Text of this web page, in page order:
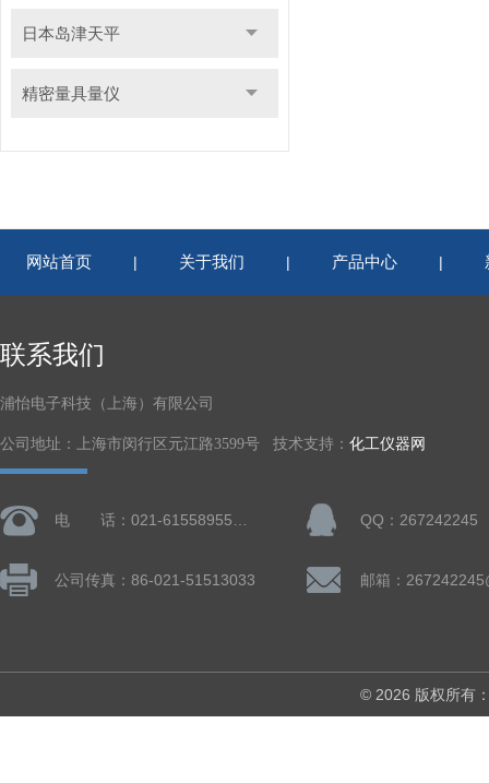
日本岛津天平
精密量具量仪
网站首页 | 关于我们 | 产品中心 |
联系我们
浦怡电子科技（上海）有限公司
公司地址：上海市闵行区元江路3599号 技术支持： 化工仪器网
QQ：267242245
公司传真：86-021-51513033 邮箱：
© 2026 版权所有